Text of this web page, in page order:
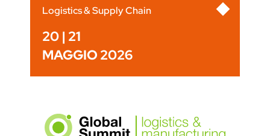
Logistics & Supply Chain
20 | 21
MAGGIO 2026